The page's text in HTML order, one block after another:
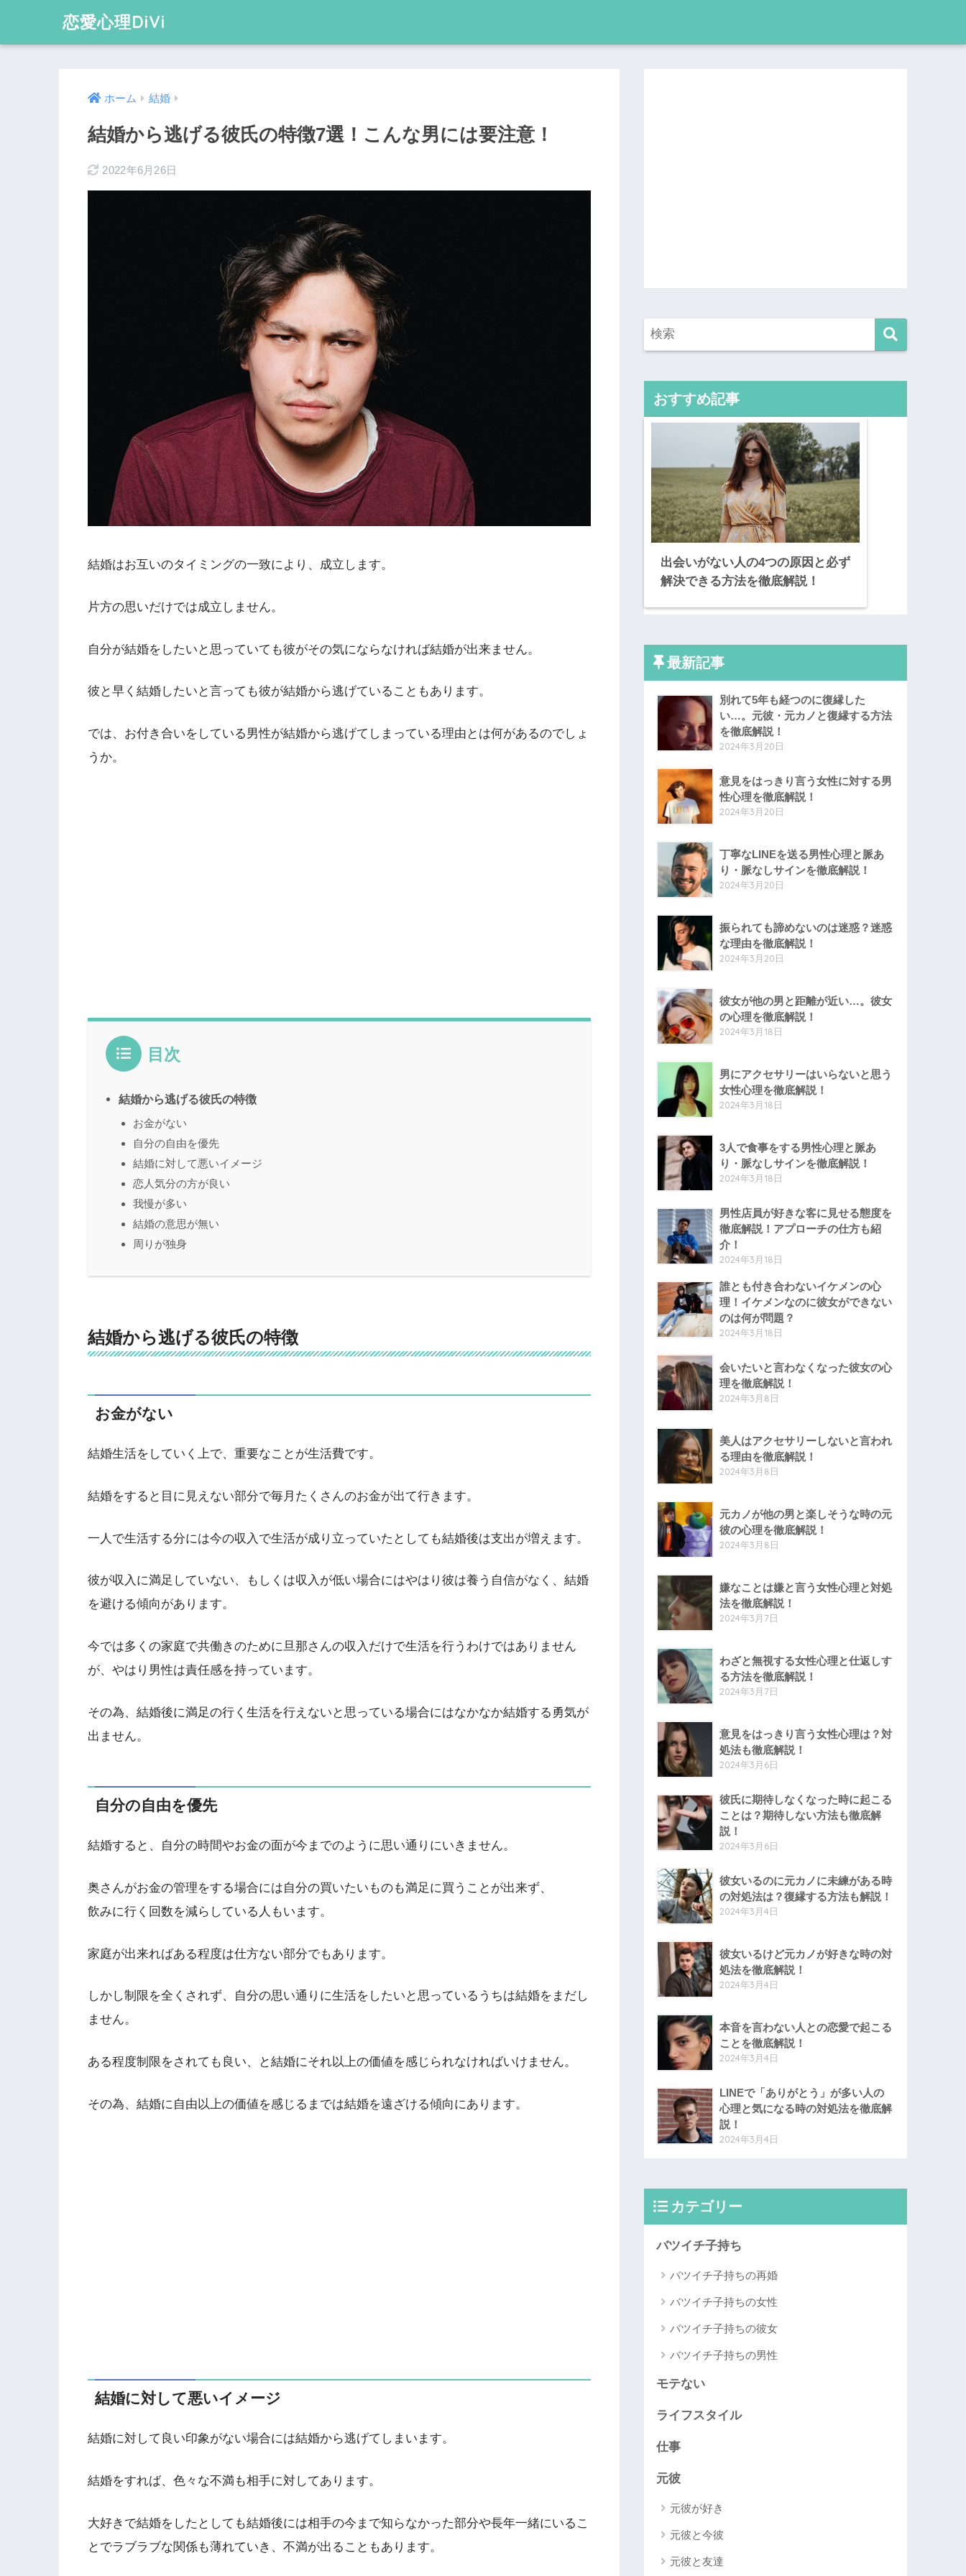
恋愛心理DiVi
ホーム 結婚
結婚から逃げる彼氏の特徴7選！こんな男には要注意！
2022年6月26日
結婚はお互いのタイミングの一致により、成立します。
片方の思いだけでは成立しません。
自分が結婚をしたいと思っていても彼がその気にならなければ結婚が出来ません。
彼と早く結婚したいと言っても彼が結婚から逃げていることもあります。
では、お付き合いをしている男性が結婚から逃げてしまっている理由とは何があるのでしょ
うか。
目次
結婚から逃げる彼氏の特徴
お金がない
自分の自由を優先
結婚に対して悪いイメージ
恋人気分の方が良い
我慢が多い
結婚の意思が無い
周りが独身
結婚から逃げる彼氏の特徴
お金がない
結婚生活をしていく上で、重要なことが生活費です。
結婚をすると目に見えない部分で毎月たくさんのお金が出て行きます。
一人で生活する分には今の収入で生活が成り立っていたとしても結婚後は支出が増えます。
彼が収入に満足していない、もしくは収入が低い場合にはやはり彼は養う自信がなく、結婚
を避ける傾向があります。
今では多くの家庭で共働きのために旦那さんの収入だけで生活を行うわけではありません
が、やはり男性は責任感を持っています。
その為、結婚後に満足の行く生活を行えないと思っている場合にはなかなか結婚する勇気が
出ません。
自分の自由を優先
結婚すると、自分の時間やお金の面が今までのように思い通りにいきません。
奥さんがお金の管理をする場合には自分の買いたいものも満足に買うことが出来ず、
飲みに行く回数を減らしている人もいます。
家庭が出来ればある程度は仕方ない部分でもあります。
しかし制限を全くされず、自分の思い通りに生活をしたいと思っているうちは結婚をまだし
ません。
ある程度制限をされても良い、と結婚にそれ以上の価値を感じられなければいけません。
その為、結婚に自由以上の価値を感じるまでは結婚を遠ざける傾向にあります。
結婚に対して悪いイメージ
結婚に対して良い印象がない場合には結婚から逃げてしまいます。
結婚をすれば、色々な不満も相手に対してあります。
大好きで結婚をしたとしても結婚後には相手の今まで知らなかった部分や長年一緒にいるこ
とでラブラブな関係も薄れていき、不満が出ることもあります。
おすすめ記事
出会いがない人の4つの原因と必ず
解決できる方法を徹底解説！
最新記事
別れて5年も経つのに復縁した
い…。元彼・元カノと復縁する方法
を徹底解説！
2024年3月20日
意見をはっきり言う女性に対する男
性心理を徹底解説！
2024年3月20日
丁寧なLINEを送る男性心理と脈あ
り・脈なしサインを徹底解説！
2024年3月20日
振られても諦めないのは迷惑？迷惑
な理由を徹底解説！
2024年3月20日
彼女が他の男と距離が近い…。彼女
の心理を徹底解説！
2024年3月18日
男にアクセサリーはいらないと思う
女性心理を徹底解説！
2024年3月18日
3人で食事をする男性心理と脈あ
り・脈なしサインを徹底解説！
2024年3月18日
男性店員が好きな客に見せる態度を
徹底解説！アプローチの仕方も紹
介！
2024年3月18日
誰とも付き合わないイケメンの心
理！イケメンなのに彼女ができない
のは何が問題？
2024年3月18日
会いたいと言わなくなった彼女の心
理を徹底解説！
2024年3月8日
美人はアクセサリーしないと言われ
る理由を徹底解説！
2024年3月8日
元カノが他の男と楽しそうな時の元
彼の心理を徹底解説！
2024年3月8日
嫌なことは嫌と言う女性心理と対処
法を徹底解説！
2024年3月7日
わざと無視する女性心理と仕返しす
る方法を徹底解説！
2024年3月7日
意見をはっきり言う女性心理は？対
処法も徹底解説！
2024年3月6日
彼氏に期待しなくなった時に起こる
ことは？期待しない方法も徹底解
説！
2024年3月6日
彼女いるのに元カノに未練がある時
の対処法は？復縁する方法も解説！
2024年3月4日
彼女いるけど元カノが好きな時の対
処法を徹底解説！
2024年3月4日
本音を言わない人との恋愛で起こる
ことを徹底解説！
2024年3月4日
LINEで「ありがとう」が多い人の
心理と気になる時の対処法を徹底解
説！
2024年3月4日
カテゴリー
バツイチ子持ち
バツイチ子持ちの再婚
バツイチ子持ちの女性
バツイチ子持ちの彼女
バツイチ子持ちの男性
モテない
ライフスタイル
仕事
元彼
元彼が好き
元彼と今彼
元彼と友達